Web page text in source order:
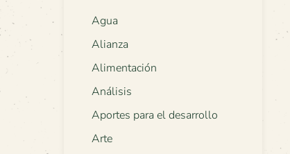
Agua
Alianza
Alimentación
Análisis
Aportes para el desarrollo
Arte